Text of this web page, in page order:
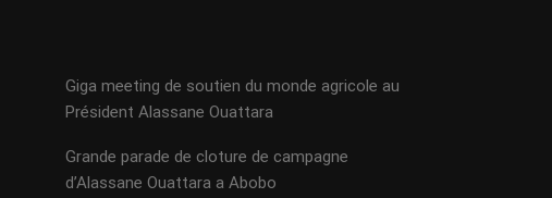
Giga meeting de soutien du monde agricole au
Président Alassane Ouattara
Grande parade de cloture de campagne
d’Alassane Ouattara a Abobo